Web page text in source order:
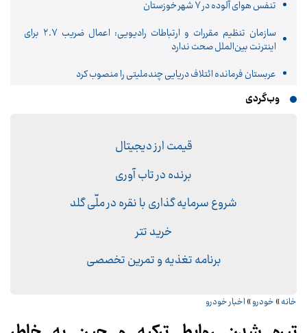
تنفس هوای آلوده در ۷ شهر خوزستان
سازمان تنظیم مقررات و ارتباطات رادیویی: اعمال ضریب ۲.۷ برای
اینترنت بین‌الملل صحت ندارد
عربستان فرمانده ائتلاف دریایی چندملیتی را منصوب کرد
وب‌گردی
قیمت ارز دیجیتال
برنده در تاب آوری
شروع سرمایه گذاری با نقره در ملّی گلد
خرید تتر
برنامه تغذیه و تمرین تخصصی